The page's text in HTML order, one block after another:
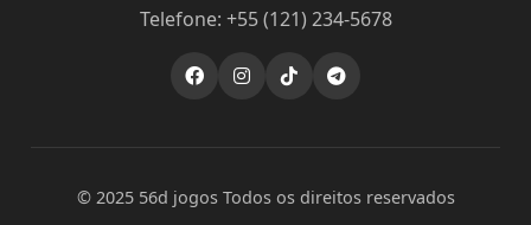
Telefone: +55 (121) 234-5678
© 2025 56d jogos Todos os direitos reservados